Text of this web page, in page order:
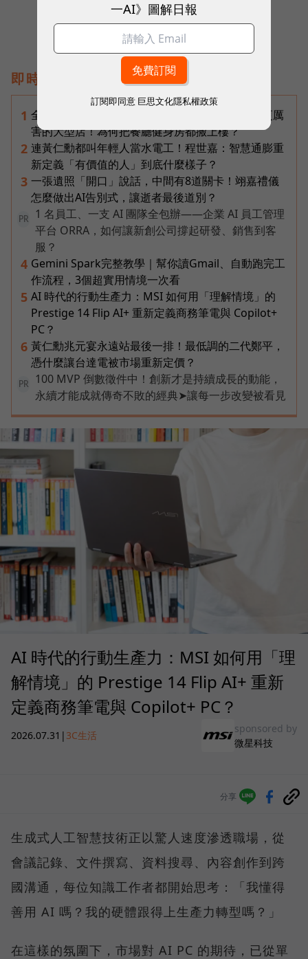
即時熱門文章
1 全台最大全聯首日業績破百萬，蔡篤昌：還會有更厲
害的大型店！為何把餐廳健身房都搬上樓？
2 連黃仁勳都叫年輕人當水電工！程世嘉：智慧通膨重
新定義「有價值的人」到底什麼樣子？
3 一張遺照「開口」說話，中間有8道關卡！翊嘉禮儀
怎麼做出AI告別式，讓逝者最後道別？
PR
1 名員工、一支 AI 團隊全包辦——企業 AI 員工管理
平台 ORRA，如何讓新創公司撐起研發、銷售到客
服？
4 Gemini Spark完整教學｜幫你讀Gmail、自動跑完工
作流程，3個超實用情境一次看
5 AI 時代的行動生產力：MSI 如何用「理解情境」的
Prestige 14 Flip AI+ 重新定義商務筆電與 Copilot+
PC？
6 黃仁勳兆元宴永遠站最後一排！最低調的二代鄭平，
憑什麼讓台達電被市場重新定價？
PR
100 MVP 倒數徵件中！創新才是持續成長的動能，
永續才能成就傳奇不敗的經典➤讓每一步改變被看見
AI 時代的行動生產力：MSI 如何用「理
解情境」的 Prestige 14 Flip AI+ 重新
定義商務筆電與 Copilot+ PC？
2026.07.31 | 3C生活
sponsored by
微星科技
分享
生成式人工智慧技術正以驚人速度滲透職場，從
會議記錄、文件撰寫、資料搜尋、內容創作到跨
國溝通，每位知識工作者都開始思考：「我懂得
善用 AI 嗎？我的硬體跟得上生產力轉型嗎？」
在這樣的氛圍下，市場對 AI PC 的期待，已從單
一AI》圖解日報
訂閱即同意 巨思文化隱私權政策